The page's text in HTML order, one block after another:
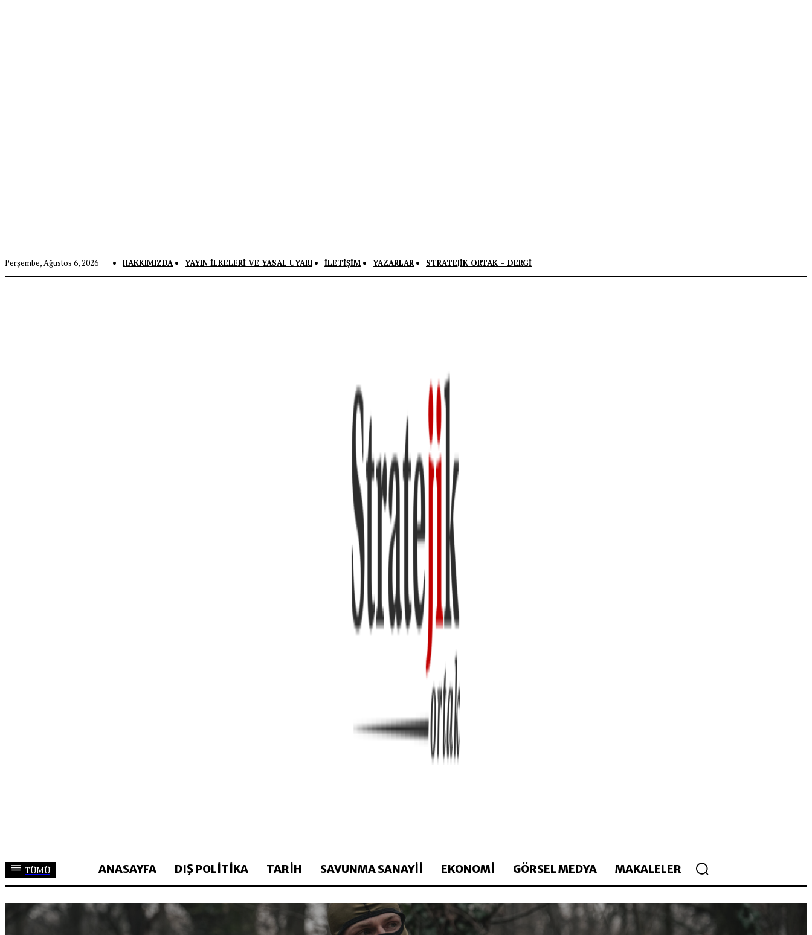
Perşembe, Ağustos 6, 2026 HAKKIMIZDA YAYIN İLKELERI VE YASAL UYARI İLETIŞIM YAZARLAR STRATEJIK ORTAK – DERGI
TÜMÜ ANASAYFA DIŞ POLİTİKA TARİH SAVUNMA SANAYİİ EKONOMİ GÖRSEL MEDYA MAKALELER